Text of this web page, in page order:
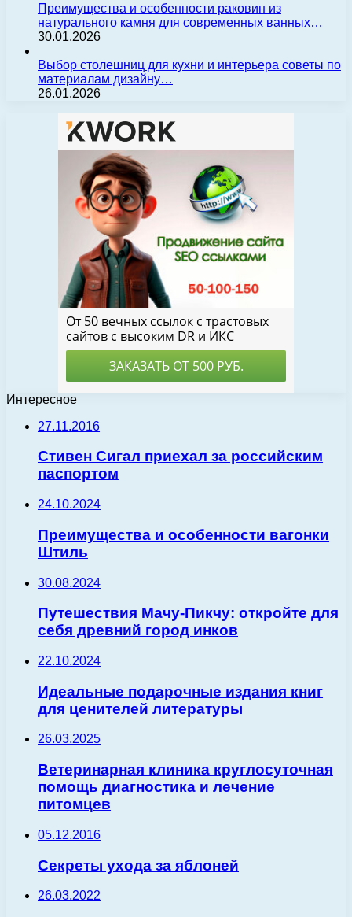
Преимущества и особенности раковин из
натурального камня для современных ванных…
30.01.2026
Выбор столешниц для кухни и интерьера советы по
материалам дизайну…
26.01.2026
Интересное
27.11.2016
Стивен Сигал приехал за российским
паспортом
24.10.2024
Преимущества и особенности вагонки
Штиль
30.08.2024
Путешествия Мачу-Пикчу: откройте для
себя древний город инков
22.10.2024
Идеальные подарочные издания книг
для ценителей литературы
26.03.2025
Ветеринарная клиника круглосуточная
помощь диагностика и лечение
питомцев
05.12.2016
Секреты ухода за яблоней
26.03.2022